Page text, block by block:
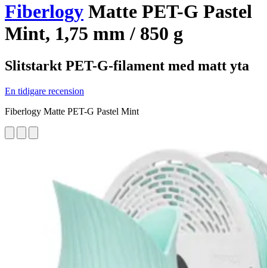
Fiberlogy Matte PET-G Pastel
Mint, 1,75 mm / 850 g
Slitstarkt PET-G-filament med matt yta
En tidigare recension
Fiberlogy Matte PET-G Pastel Mint